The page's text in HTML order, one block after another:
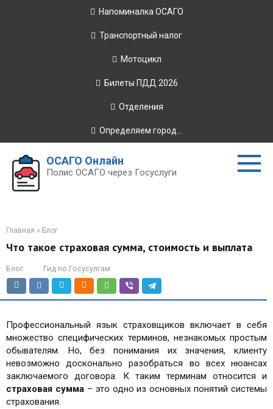
Напоминалка ОСАГО
Транспортный налог
Мотоцикл
Билеты ПДД 2026
Отделения
Определяем город...
ОСАГО Онлайн
Полис ОСАГО через Госуслуги
Главная » Блог
Что такое страховая сумма, стоимость и выплата
Блог Гид по Госусулгам
Профессиональный язык страховщиков включает в себя
множество специфических терминов, незнакомых простым
обывателям. Но, без понимания их значения, клиенту
невозможно досконально разобраться во всех нюансах
заключаемого договора. К таким терминам относится и
страховая сумма– это одно из основных понятий системы
страхования.